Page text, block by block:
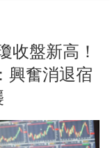
收盤新高！
興奮消退宿